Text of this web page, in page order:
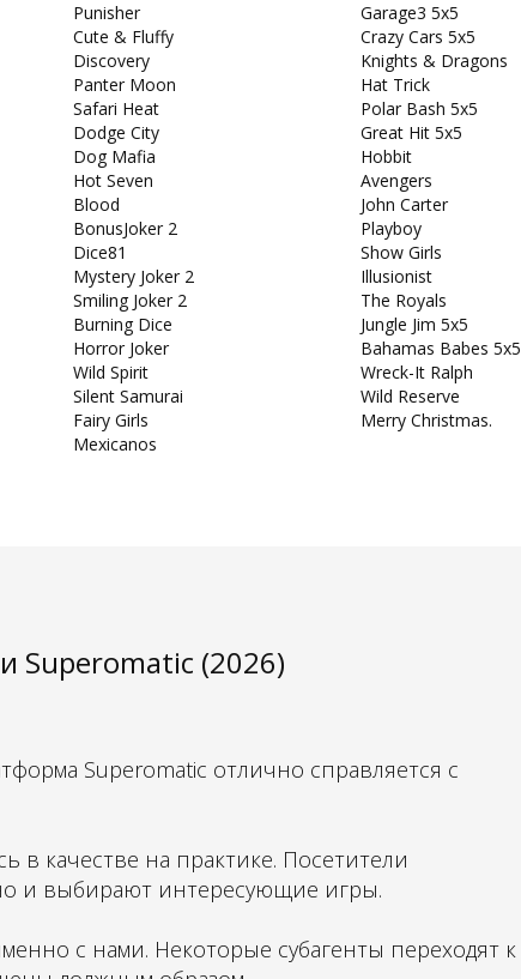
Punisher
Cute & Fluffy
Discovery
Panter Moon
Safari Heat
Dodge City
Dog Mafia
Hot Seven
Blood
BonusJoker 2
Dice81
Mystery Joker 2
Smiling Joker 2
Burning Dice
Horror Joker
Wild Spirit
Silent Samurai
Fairy Girls
Mexicanos
Garage3 5x5
Crazy Cars 5x5
Knights & Dragons
Hat Trick
Polar Bash 5x5
Great Hit 5x5
Hobbit
Avengers
John Carter
Playboy
Show Girls
Illusionist
The Royals
Jungle Jim 5x5
Bahamas Babes 5x5
Wreck-It Ralph
Wild Reserve
Merry Christmas.
Superomatic (2026)
Superomatic отлично справляется с
в качестве на практике. Посетители
и выбирают интересующие игры.
с нами. Некоторые субагенты переходят к